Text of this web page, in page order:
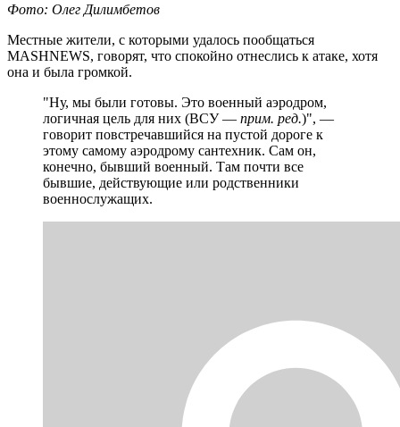
Фото: Олег Дилимбетов
Местные жители, с которыми удалось пообщаться
MASHNEWS, говорят, что спокойно отнеслись к атаке, хотя
она и была громкой.
"Ну, мы были готовы. Это военный аэродром,
логичная цель для них (ВСУ — прим. ред.)", —
говорит повстречавшийся на пустой дороге к
этому самому аэродрому сантехник. Сам он,
конечно, бывший военный. Там почти все
бывшие, действующие или родственники
военнослужащих.